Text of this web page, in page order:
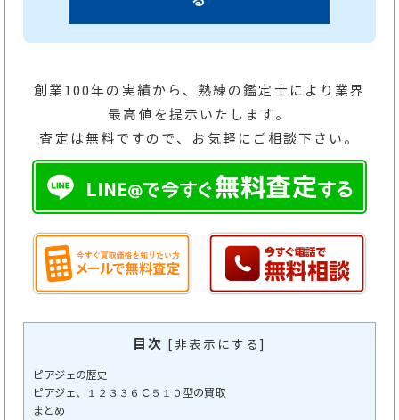
創業100年の実績から、熟練の鑑定士により業界
最高値を提示いたします。
査定は無料ですので、お気軽にご相談下さい。
目次 [ 非表示にする]
ピアジェの歴史
ピアジェ、１２３３６Ｃ５１０型の買取
まとめ